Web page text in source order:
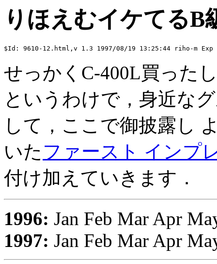
りほえむイケてるB
せっかくC-400L買った
というわけで，身近な
して，ここで御披露し
いた ファースト インプ
付け加えていきます．
1996: Jan Feb Mar Apr
1997: Jan Feb Mar Apr